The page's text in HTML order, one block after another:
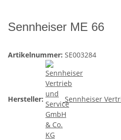
Sennheiser ME 66
Artikelnummer: SE003284
Hersteller: Sennheiser